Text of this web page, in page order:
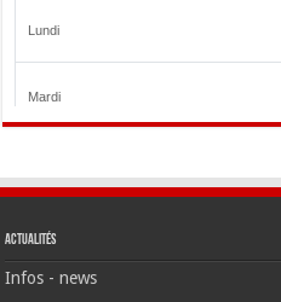
Actualités
Infos - news